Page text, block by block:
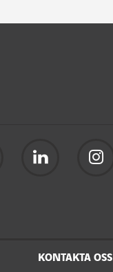
KONTAKTA OSS